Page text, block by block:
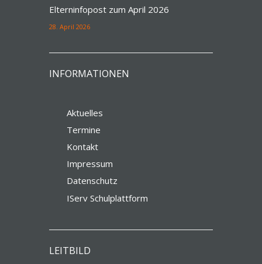
Elterninfopost zum April 2026
28. April 2026
INFORMATIONEN
Aktuelles
Termine
Kontakt
Impressum
Datenschutz
IServ Schulplattform
LEITBILD